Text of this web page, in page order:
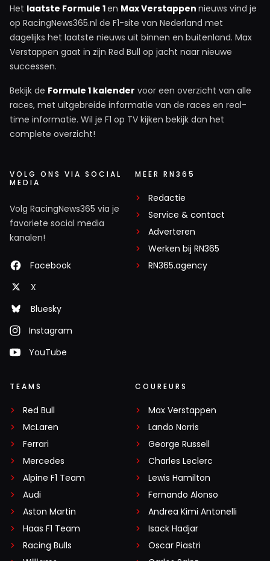
Het laatste Formule 1en Max Verstappen nieuws vind je
op RacingNews365.nl de F1-site van Nederland met
dagelijks het laatste nieuws uit binnen en buitenland. Max
Verstappen gaat in zijn Red Bull op jacht naar nieuwe
successen.
Bekijk de Formule 1 kalender voor een overzicht van alle
races, met uitgebreide informatie van de races en real-
time informatie. Wil je F1 op TV kijken bekijk dan het
complete overzicht!
VOLG ONS VIA SOCIAL
MEDIA
Volg RacingNews365 via je
favoriete social media
kanalen!
Facebook
X
Bluesky
Instagram
YouTube
MEER RN365
Redactie
Service & contact
Adverteren
Werken bij RN365
RN365.agency
TEAMS
Red Bull
McLaren
Ferrari
Mercedes
Alpine F1 Team
Audi
Aston Martin
Haas F1 Team
Racing Bulls
COUREURS
Max Verstappen
Lando Norris
George Russell
Charles Leclerc
Lewis Hamilton
Fernando Alonso
Andrea Kimi Antonelli
Isack Hadjar
Oscar Piastri